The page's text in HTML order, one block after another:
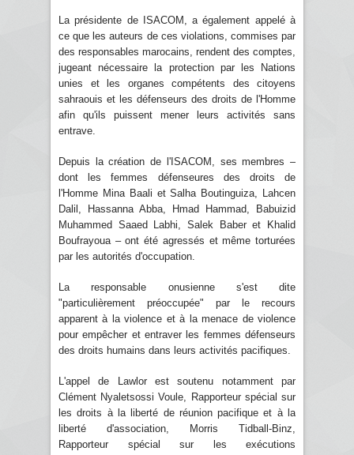
La présidente de ISACOM, a également appelé à
ce que les auteurs de ces violations, commises par
des responsables marocains, rendent des comptes,
jugeant nécessaire la protection par les Nations
unies et les organes compétents des citoyens
sahraouis et les défenseurs des droits de l'Homme
afin qu'ils puissent mener leurs activités sans
entrave.
Depuis la création de l'ISACOM, ses membres –
dont les femmes défenseures des droits de
l'Homme Mina Baali et Salha Boutinguiza, Lahcen
Dalil, Hassanna Abba, Hmad Hammad, Babuizid
Muhammed Saaed Labhi, Salek Baber et Khalid
Boufrayoua – ont été agressés et même torturées
par les autorités d'occupation.
La responsable onusienne s'est dite
"particulièrement préoccupée" par le recours
apparent à la violence et à la menace de violence
pour empêcher et entraver les femmes défenseurs
des droits humains dans leurs activités pacifiques.
L'appel de Lawlor est soutenu notamment par
Clément Nyaletsossi Voule, Rapporteur spécial sur
les droits à la liberté de réunion pacifique et à la
liberté d'association, Morris Tidball-Binz,
Rapporteur spécial sur les exécutions